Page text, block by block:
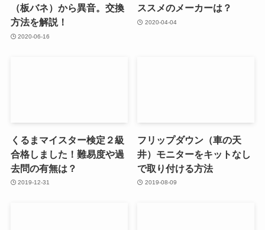
（板バネ）から異音。交換
方法を解説！
2020-06-16
ススメのメーカーは？
2020-04-04
くるまマイスター検定２級
合格しました！難易度や過
去問の有無は？
2019-12-31
フリップダウン（車の天
井）モニターをキットなし
で取り付ける方法
2019-08-09